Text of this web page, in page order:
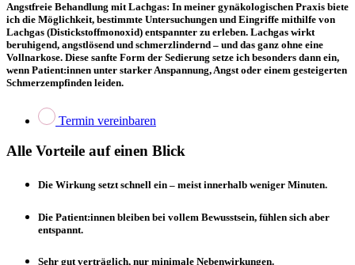
Angstfreie Behandlung mit Lachgas: In meiner gynäkologischen Praxis biete
ich die Möglichkeit, bestimmte Untersuchungen und Eingriffe mithilfe von
Lachgas (Distickstoffmonoxid) entspannter zu erleben. Lachgas wirkt
beruhigend, angstlösend und schmerzlindernd – und das ganz ohne eine
Vollnarkose. Diese sanfte Form der Sedierung setze ich besonders dann ein,
wenn Patient:innen unter starker Anspannung, Angst oder einem gesteigerten
Schmerzempfinden leiden.
Termin vereinbaren
Alle Vorteile auf einen Blick
Die Wirkung setzt schnell ein – meist innerhalb weniger Minuten.
Die Patient:innen bleiben bei vollem Bewusstsein, fühlen sich aber
entspannt.
Sehr gut verträglich, nur minimale Nebenwirkungen.